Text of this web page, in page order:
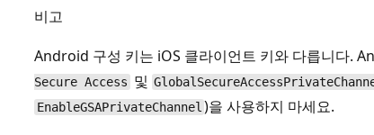
비고
Android 구성 키는 iOS 클라이언트 키와 다릅니다.
Secure Access 및
EnableGSAPrivateChannel )을 사용하지 마세요.